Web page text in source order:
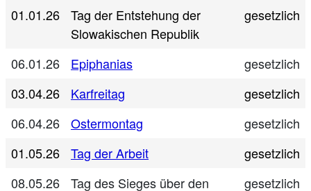
01.01.26
Tag der Entstehung der
Slowakischen Republik
gesetzlich
06.01.26 Epiphanias
gesetzlich
03.04.26
Karfreitag
gesetzlich
06.04.26
Ostermontag
gesetzlich
01.05.26
Tag der Arbeit
gesetzlich
08.05.26
Tag des Sieges über den
gesetzlich